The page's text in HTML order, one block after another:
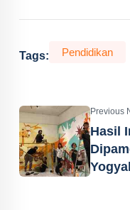
Tags: Pendidikan
Previous
Hasil